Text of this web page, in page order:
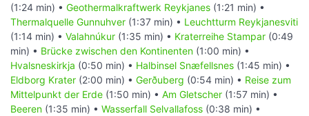
(1:24 min) • Geothermalkraftwerk Reykjanes (1:21 min) •
Thermalquelle Gunnuhver (1:37 min) • Leuchtturm Reykjanesviti
(1:14 min) • Valahnúkur (1:35 min) • Kraterreihe Stampar (0:49
min) • Brücke zwischen den Kontinenten (1:00 min) •
Hvalsneskirkja (0:50 min) • Halbinsel Snæfellsnes (1:45 min) •
Eldborg Krater (2:00 min) • Gerðuberg (0:54 min) • Reise zum
Mittelpunkt der Erde (1:50 min) • Am Gletscher (1:57 min) •
Beeren (1:35 min) • Wasserfall Selvallafoss (0:38 min) •